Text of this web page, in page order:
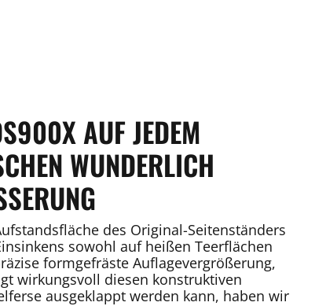
AUF JEDEM
WUNDERLICH
des Original-Seitenständers
sowohl auf heißen Teerflächen
formgefräste Auflagevergrößerung,
wirkungsvoll diesen konstruktiven
ausgeklappt werden kann, haben wir